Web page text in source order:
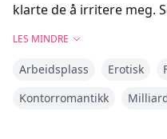
klarte de å irritere meg.
"Hvorfor skulle jeg gjøre
LES MINDRE
Arbeidsplass Erotisk
Kontorromantikk